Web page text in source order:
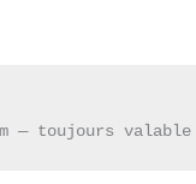
— toujours valable